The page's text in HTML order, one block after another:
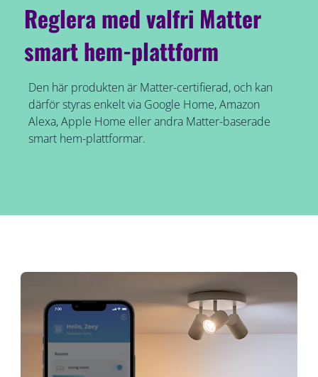
Reglera med valfri Matter
smart hem-plattform
Den här produkten är Matter-certifierad, och kan
därför styras enkelt via Google Home, Amazon
Alexa, Apple Home eller andra Matter-baserade
smart hem-plattformar.